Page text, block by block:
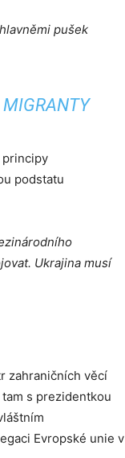
pušek
principy
podstatu
Ukrajina musí
zahraničních věcí
s prezidentkou
Evropské unie v